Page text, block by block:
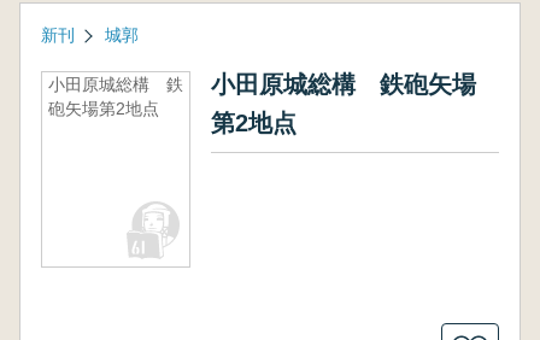
新刊 城郭
小田原城総構 鉄
砲矢場第2地点
小田原城総構 鉄砲矢場
第2地点